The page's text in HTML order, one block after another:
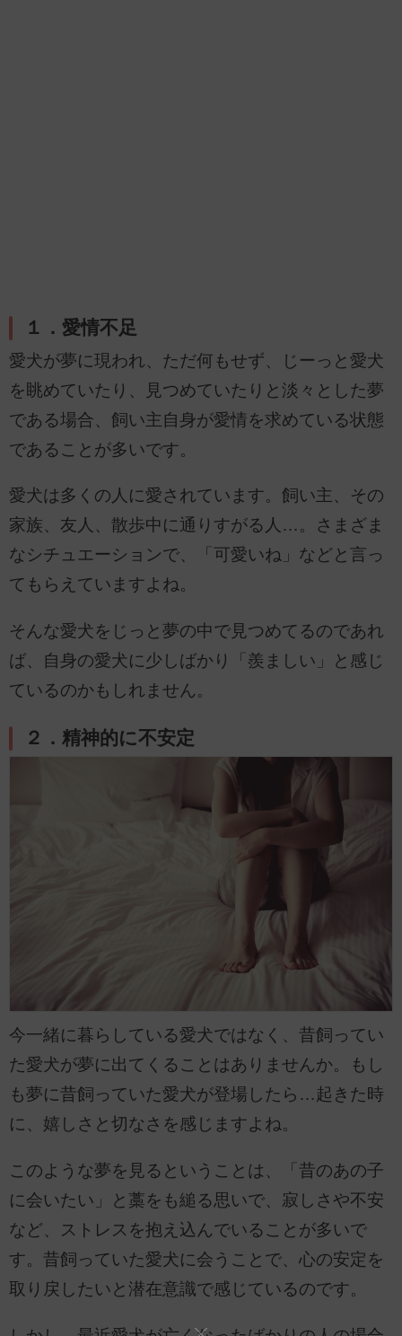
１．愛情不足
愛犬が夢に現われ、ただ何もせず、じーっと愛犬
を眺めていたり、見つめていたりと淡々とした夢
である場合、飼い主自身が愛情を求めている状態
であることが多いです。
愛犬は多くの人に愛されています。飼い主、その
家族、友人、散歩中に通りすがる人…。さまざま
なシチュエーションで、「可愛いね」などと言っ
てもらえていますよね。
そんな愛犬をじっと夢の中で見つめてるのであれ
ば、自身の愛犬に少しばかり「羨ましい」と感じ
ているのかもしれません。
２．精神的に不安定
今一緒に暮らしている愛犬ではなく、昔飼ってい
た愛犬が夢に出てくることはありませんか。もし
も夢に昔飼っていた愛犬が登場したら…起きた時
に、嬉しさと切なさを感じますよね。
このような夢を見るということは、「昔のあの子
に会いたい」と藁をも縋る思いで、寂しさや不安
など、ストレスを抱え込んでいることが多いで
す。昔飼っていた愛犬に会うことで、心の安定を
取り戻したいと潜在意識で感じているのです。